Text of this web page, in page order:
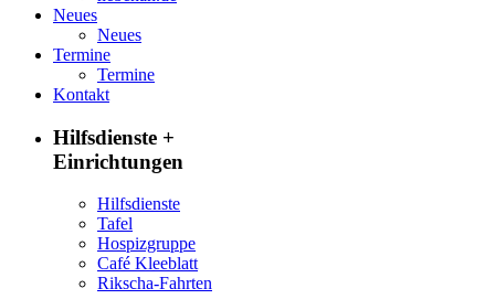
Neues
Neues
Termine
Termine
Kontakt
Hilfsdienste +
Einrichtungen
Hilfsdienste
Tafel
Hospizgruppe
Café Kleeblatt
Rikscha-Fahrten